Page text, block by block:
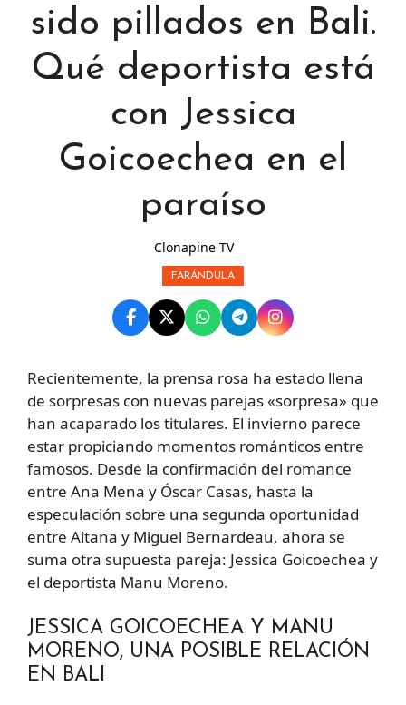
sido pillados en Bali.
Qué deportista está
con Jessica
Goicoechea en el
paraíso
Clonapine TV
FARÁNDULA
Recientemente, la prensa rosa ha estado llena
de sorpresas con nuevas parejas «sorpresa» que
han acaparado los titulares. El invierno parece
estar propiciando momentos románticos entre
famosos. Desde la confirmación del romance
entre Ana Mena y Óscar Casas, hasta la
especulación sobre una segunda oportunidad
entre Aitana y Miguel Bernardeau, ahora se
suma otra supuesta pareja: Jessica Goicoechea y
el deportista Manu Moreno.
JESSICA GOICOECHEA Y MANU
MORENO, UNA POSIBLE RELACIÓN
EN BALI